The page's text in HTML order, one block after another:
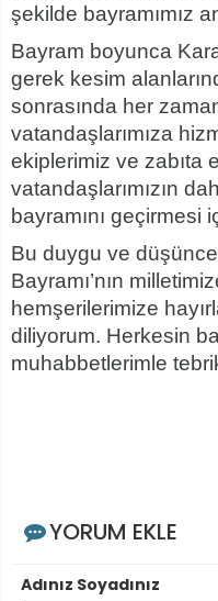
şekilde bayramımız
Bayram boyunca
gerek kesim
sonrasında her
vatandaşlarımıza
ekiplerimiz ve zabıta
vatandaşlarımızın
bayramını geçirmesi
Bu duygu ve
Bayramı’nın
hemşerilerimize
diliyorum. Herkesin
muhabbetlerimle
YORUM EKLE
Adınız Soyadınız